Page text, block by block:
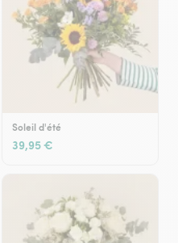
Soleil d'été
39,95 €